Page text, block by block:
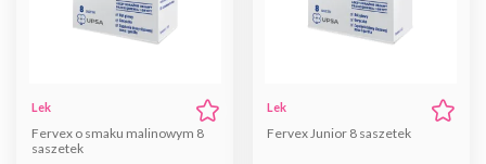
Lek
Fervex o smaku malinowym 8
saszetek
Lek
Fervex Junior 8 saszetek